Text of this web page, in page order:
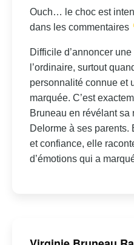
Ouch… le choc est
dans les commentaires
Difficile d’annoncer
l’ordinaire, surtout
personnalité connue et
marquée. C’est
Bruneau en révélant
Delorme à ses parents.
et confiance, elle
d’émotions qui a